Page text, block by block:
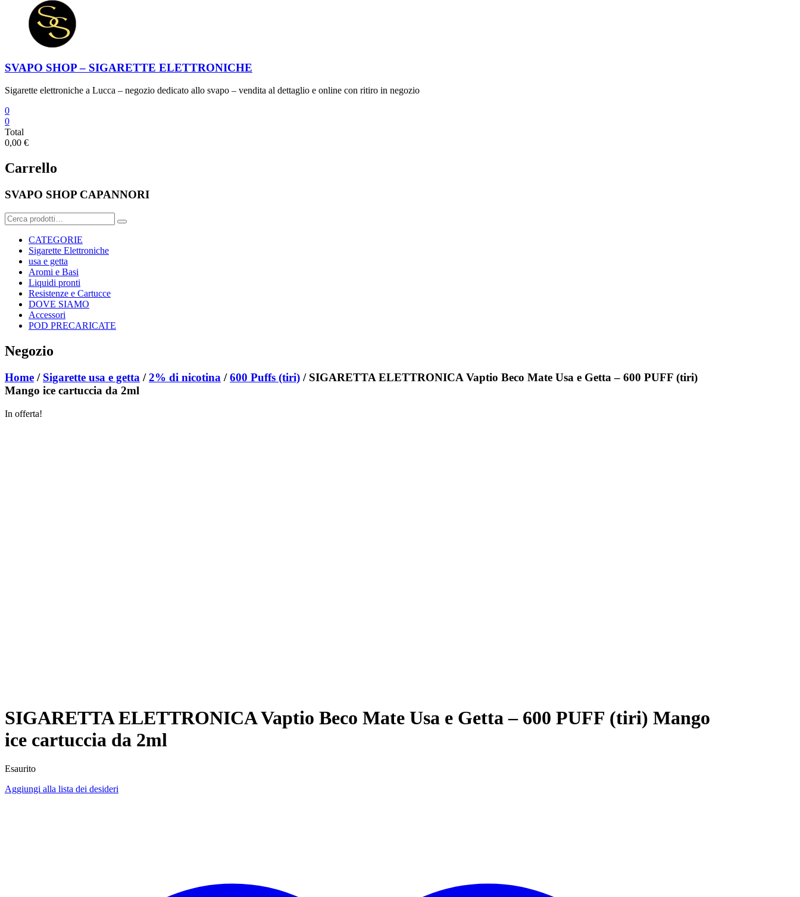
SVAPO SHOP – SIGARETTE ELETTRONICHE
Sigarette elettroniche a Lucca – negozio dedicato allo svapo – vendita al dettaglio e online con ritiro in negozio
0
0
Total
0,00 €
Carrello
SVAPO SHOP CAPANNORI
Cerca:
CATEGORIE
Sigarette Elettroniche
usa e getta
Aromi e Basi
Liquidi pronti
Resistenze e Cartucce
DOVE SIAMO
Accessori
POD PRECARICATE
Negozio
Home / Sigarette usa e getta /2% di nicotina /600 Puffs (tiri) / SIGARETTA ELETTRONICA Vaptio Beco Mate Usa e Getta – 600 PUFF (tiri)
Mango ice cartuccia da 2ml
In offerta!
SIGARETTA ELETTRONICA Vaptio Beco Mate Usa e Getta – 600 PUFF (tiri) Mango
ice cartuccia da 2ml
Esaurito
Aggiungi alla lista dei desideri